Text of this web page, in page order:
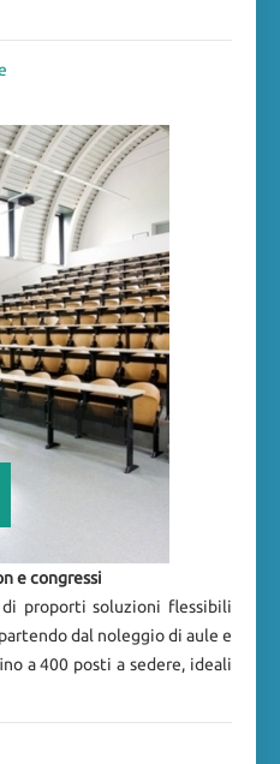
e congressi
proporti soluzioni flessibili
dal noleggio di aule e
a 400 posti a sedere, ideali